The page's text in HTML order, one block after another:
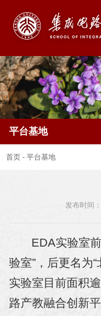
院
概
平台基地
首页 - 平台基地
发布时间
EDA实验室
验室”，后更名为
实验室目前面积
路产教融合创新